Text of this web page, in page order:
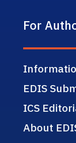
For
EDIS
ICS
About